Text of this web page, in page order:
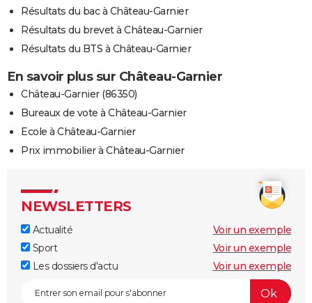
Résultats du bac à Château-Garnier
Résultats du brevet à Château-Garnier
Résultats du BTS à Château-Garnier
En savoir plus sur Château-Garnier
Château-Garnier (86350)
Bureaux de vote à Château-Garnier
Ecole à Château-Garnier
Prix immobilier à Château-Garnier
NEWSLETTERS
Actualité
Voir un exemple
Sport
Voir un exemple
Les dossiers d'actu
Voir un exemple